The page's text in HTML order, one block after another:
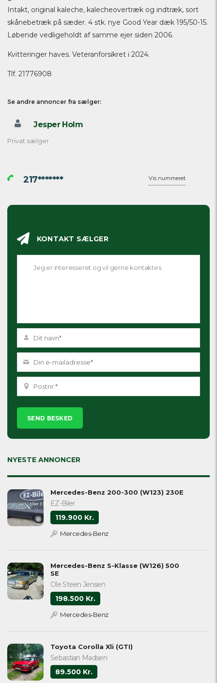
Intakt, original kaleche, kalecheovertræk og indtræk, sort
skånebetræk på sæder. 4 stk. nye Good Year dæk 195/50-15.
Løbende vedligeholdt af samme ejer siden 2006.
Kvitteringer haves. Veteranforsikret i 2024.
Tlf. 21776908
Se andre annoncer fra sælger:
Jesper Holm
Privat sælger
217******* Vis nummeret
KONTAKT SÆLGER
Please
leave
empty.
NYESTE ANNONCER
Mercedes-Benz 200-300 (W123) 230E
EZ-Biler
119.900 Kr.
Mercedes-Benz
Mercedes-Benz S-Klasse (W126) 500
SE
Ole Steen Jensen
198.500 Kr.
Mercedes-Benz
Toyota Corolla Xli (GTI)
Sebastian Madsen
89.500 Kr.